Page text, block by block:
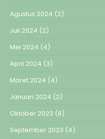
Agustus 2024 (2)
Juli 2024 (2)
Mei 2024 (4)
April 2024 (3)
Maret 2024 (4)
Januari 2024 (2)
Oktober 2023 (8)
September 2023 (4)